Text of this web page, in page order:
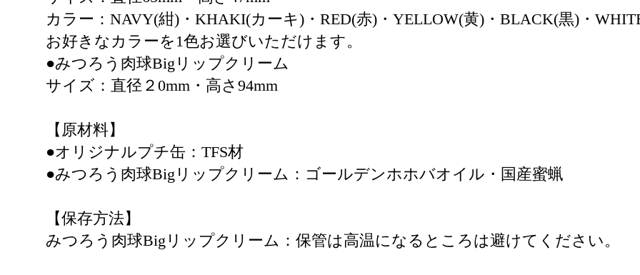
カラー：NAVY(紺)・KHAKI(カーキ)・RED(赤)・YELLOW(黄)・BLACK(黒)・
お好きなカラーを1色お選びいただけます。
●みつろう肉球Bigリップクリーム
サイズ：直径２0mm・高さ94mm
【原材料】
●オリジナルプチ缶：TFS材
●みつろう肉球Bigリップクリーム：ゴールデンホホバオイル・国産蜜蝋
【保存方法】
みつろう肉球Bigリップクリーム：保管は高温になるところは避けてください。